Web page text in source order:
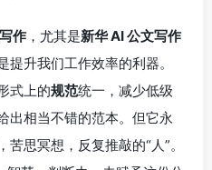
作 ，尤其是新华 AI 公文写作
升我们工作效率的利器。
式上的规范统一，减少低级
出相当不错的范本。但它永
思冥想，反复推敲的“人”。